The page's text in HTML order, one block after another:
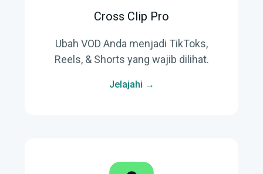
Cross Clip Pro
Ubah VOD Anda menjadi TikToks,
Reels, & Shorts yang wajib dilihat.
Jelajahi →